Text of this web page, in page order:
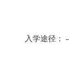
入学途径：